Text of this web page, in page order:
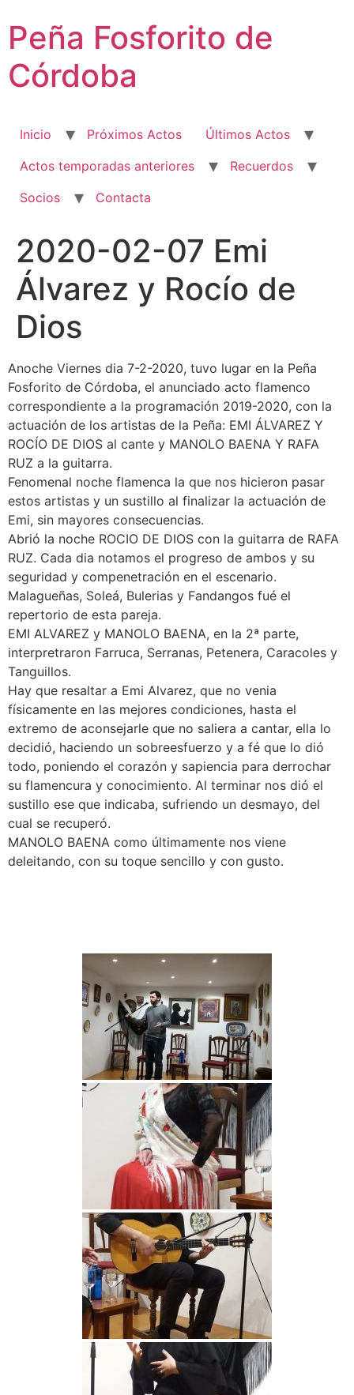
contenido
Peña Fosforito de
Córdoba
Inicio Próximos Actos
Últimos Actos
Actos temporadas anteriores
Recuerdos
Socios
Contacta
2020-02-07 Emi
Álvarez y Rocío de
Dios
Anoche Viernes dia 7-2-2020, tuvo lugar en la Peña
Fosforito de Córdoba, el anunciado acto flamenco
correspondiente a la programación 2019-2020, con la
actuación de los artistas de la Peña: EMI ÁLVAREZ Y
ROCÍO DE DIOS al cante y MANOLO BAENA Y RAFA
RUZ a la guitarra.
Fenomenal noche flamenca la que nos hicieron pasar
estos artistas y un sustillo al finalizar la actuación de
Emi, sin mayores consecuencias.
Abrió la noche ROCIO DE DIOS con la guitarra de RAFA
RUZ. Cada dia notamos el progreso de ambos y su
seguridad y compenetración en el escenario.
Malagueñas, Soleá, Bulerias y Fandangos fué el
repertorio de esta pareja.
EMI ALVAREZ y MANOLO BAENA, en la 2ª parte,
interpretraron Farruca, Serranas, Petenera, Caracoles y
Tanguillos.
Hay que resaltar a Emi Alvarez, que no venia
físicamente en las mejores condiciones, hasta el
extremo de aconsejarle que no saliera a cantar, ella lo
decidió, haciendo un sobreesfuerzo y a fé que lo dió
todo, poniendo el corazón y sapiencia para derrochar
su flamencura y conocimiento. Al terminar nos dió el
sustillo ese que indicaba, sufriendo un desmayo, del
cual se recuperó.
MANOLO BAENA como últimamente nos viene
deleitando, con su toque sencillo y con gusto.